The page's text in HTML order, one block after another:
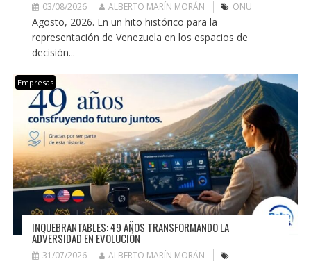
03/08/2026 ALBERTO MARÍN MORÁN ONU
Agosto, 2026. En un hito histórico para la
representación de Venezuela en los espacios de
decisión...
Empresas
INQUEBRANTABLES: 49 AÑOS TRANSFORMANDO LA
ADVERSIDAD EN EVOLUCIÓN
31/07/2026
ALBERTO MARÍN MORÁN